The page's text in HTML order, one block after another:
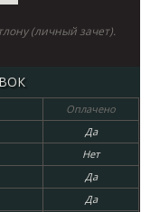
(личный зачет).
Оплачено
Да
Нет
Да
Да